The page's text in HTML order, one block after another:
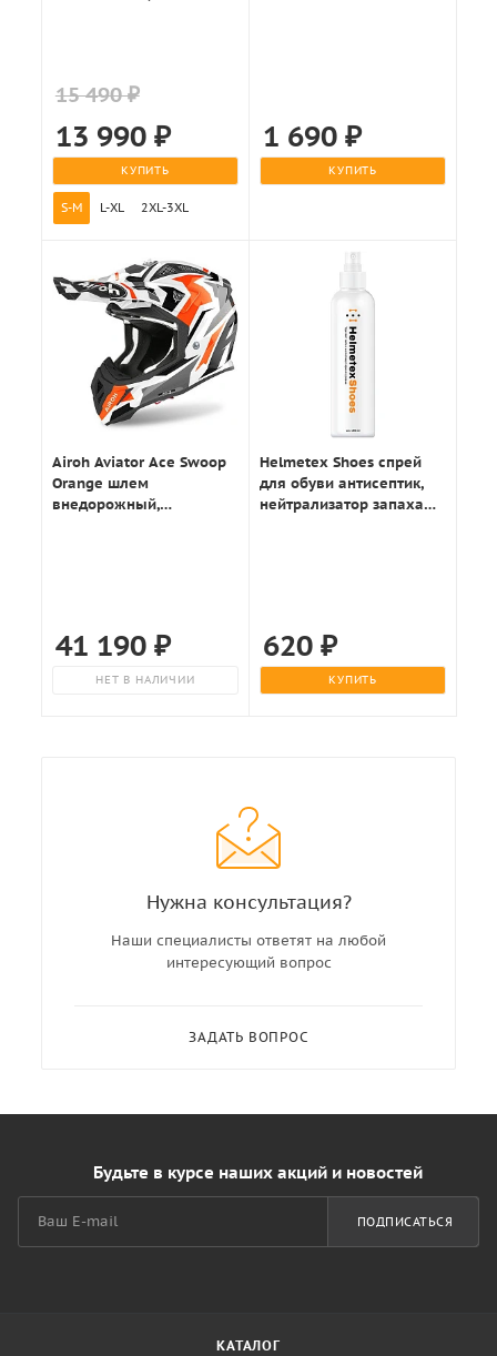
15 490 ₽
13 990₽
КУПИТЬ
S-M L-XL 2XL-3XL
1 690 ₽
КУПИТЬ
Airoh Aviator Ace Swoop
Orange шлем
внедорожный,
41 190₽
НЕТ В НАЛИЧИИ
Helmetex Shoes спрей
для обуви антисептик,
нейтрализатор запаха
620 ₽
КУПИТЬ
Нужна консультация?
Наши специалисты ответят на любой
интересующий вопрос
ЗАДАТЬ ВОПРОС
Будьте в курсе наших акций и новостей
ПОДПИСАТЬСЯ
КАТАЛОГ